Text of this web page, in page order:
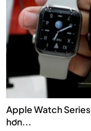
Apple Watch
hơn...